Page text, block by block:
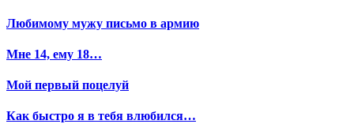
Любимому мужу письмо в армию
Мне 14, ему 18…
Мой первый поцелуй
Как быстро я в тебя влюбился…